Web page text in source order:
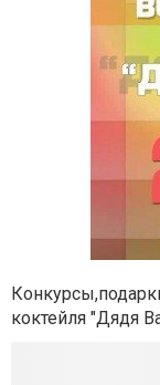
коктейля "Дядя